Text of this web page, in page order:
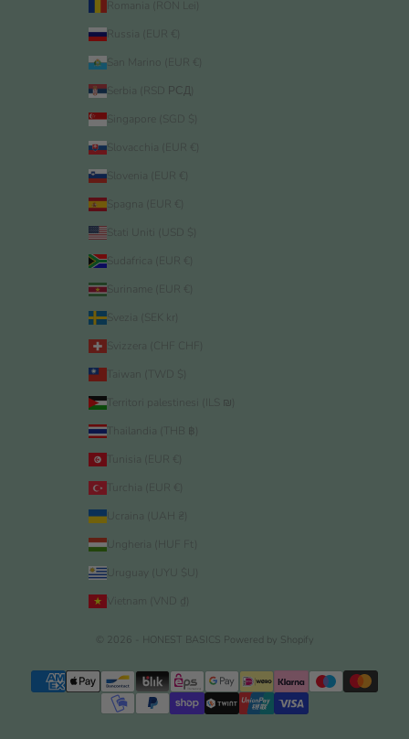
Romania (RON Lei)
San Marino (EUR €)
Serbia (RSD РСД)
Singapore (SGD $)
Slovacchia (EUR €)
Slovenia (EUR €)
Spagna (EUR €)
Stati Uniti (USD $)
Sudafrica (EUR €)
Suriname (EUR €)
Svezia (SEK kr)
Svizzera (CHF CHF)
Taiwan (TWD $)
Territori palestinesi (ILS ₪)
Thailandia (THB ฿)
Tunisia (EUR €)
Turchia (EUR €)
Ucraina (UAH ₴)
Ungheria (HUF Ft)
Uruguay (UYU $U)
Vietnam (VND ₫)
© 2026 - HONEST BASICS Powered by Shopify